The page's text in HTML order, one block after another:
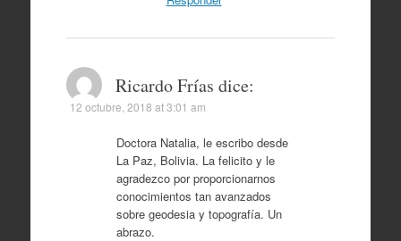
Ricardo Frías dice:
12 octubre, 2018 at 3:01 am
Doctora Natalia, le escribo desde
La Paz, Bolivia. La felicito y le
agradezco por proporcionarnos
conocimientos tan avanzados
sobre geodesia y topografía. Un
abrazo.